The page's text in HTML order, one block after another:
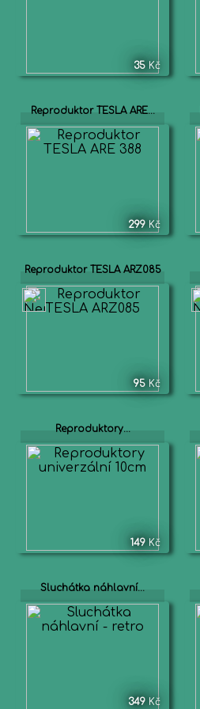
35 Kč
Reproduktor TESLA ARE...
299 Kč
Reproduktor TESLA ARZ085
95 Kč
Reproduktory...
149 Kč
Sluchátka náhlavní...
349 Kč